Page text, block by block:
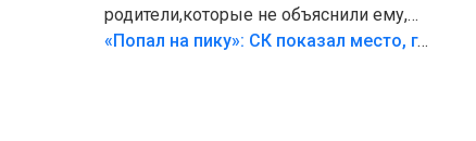
родители,которые не объяснили ему,
что такое хорошо и что такое плохо!
«Попал на пику»: СК показал место, где был смертельно травмирован ребенок в Тольятти